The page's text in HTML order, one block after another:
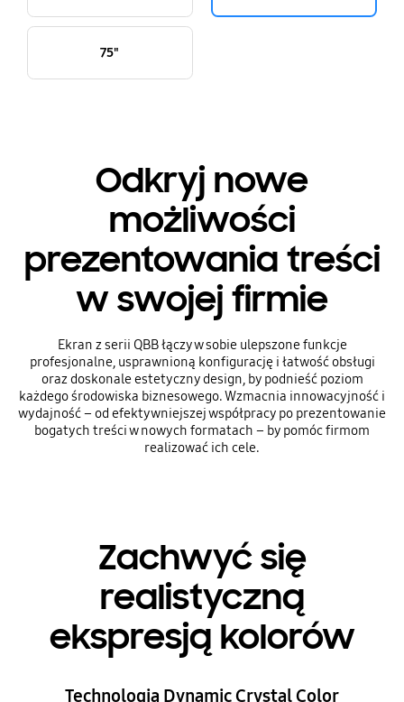
75"
Odkryj nowe
możliwości
prezentowania treści
w swojej firmie
Ekran z serii QBB łączy w sobie ulepszone funkcje
profesjonalne, usprawnioną konfigurację i łatwość obsługi
oraz doskonale estetyczny design, by podnieść poziom
każdego środowiska biznesowego. Wzmacnia innowacyjność i
wydajność – od efektywniejszej współpracy po prezentowanie
bogatych treści w nowych formatach – by pomóc firmom
realizować ich cele.
Zachwyć się
realistyczną
ekspresją kolorów
Technologia Dynamic Crystal Color